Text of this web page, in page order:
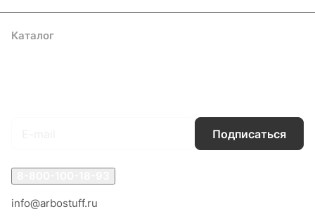
Каталог
Подписаться
info@arbostuff.ru